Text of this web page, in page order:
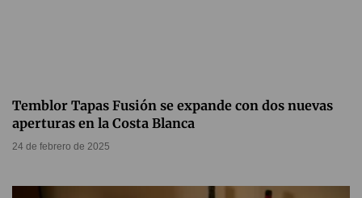
Temblor Tapas Fusión se expande con dos nuevas
aperturas en la Costa Blanca
24 de febrero de 2025